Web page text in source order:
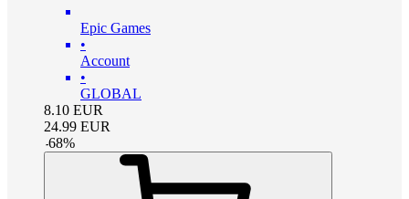
Epic Games
•
Account
•
GLOBAL
8.10 EUR
24.99 EUR
-68%